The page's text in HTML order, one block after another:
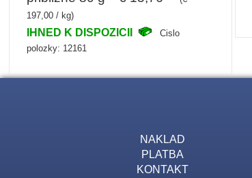
197,00 / kg)
IHNED K DISPOZICII
Cislo
polozky: 12161
NAKLAD
PLATBA
KONTAKT